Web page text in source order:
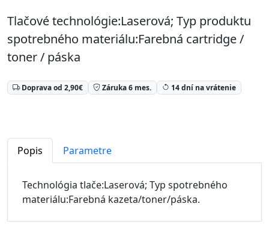
Tlačové technológie:Laserová; Typ produktu
spotrebného materiálu:Farebná cartridge /
toner / páska
Doprava od 2,90€ Záruka 6 mes. 14 dní na vrátenie
Popis Parametre
Technológia tlače:Laserová; Typ spotrebného
materiálu:Farebná kazeta/toner/páska.